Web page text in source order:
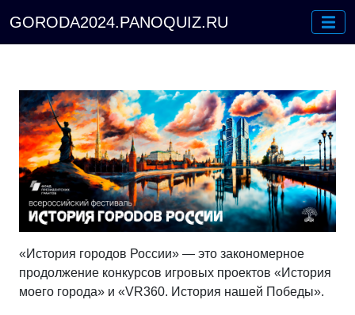
GORODA2024.PANOQUIZ.RU
«История городов России» — это закономерное
продолжение конкурсов игровых проектов «История
моего города» и «VR360. История нашей Победы».